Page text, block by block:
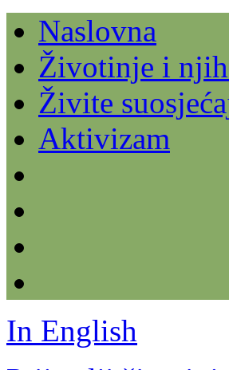
Naslovna
Životinje i
Živite
Aktivizam
In English